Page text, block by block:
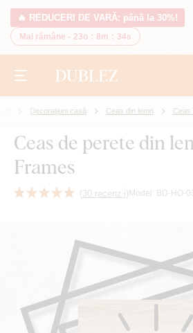
🔥 REDUCERI DE VARĂ: până la 30%!
Mai rămâne - 23o : 8m : 34s
Decorațiuni casă Ceas din lemn Ceas
Ceas de perete din
Frames
(30 recenzii) Model: BD-HO-